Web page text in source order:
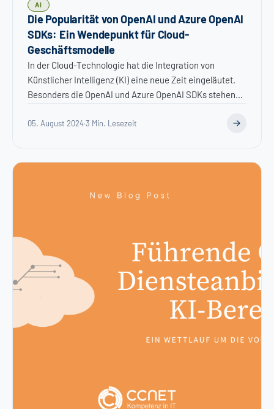
AI
Die Popularität von OpenAI und Azure OpenAI
SDKs: Ein Wendepunkt für Cloud-
Geschäftsmodelle
In der Cloud-Technologie hat die Integration von
Künstlicher Intelligenz (KI) eine neue Zeit eingeläutet.
Besonders die OpenAI und Azure OpenAI SDKs stehen
05. August 2024·3 Min. Lesezeit